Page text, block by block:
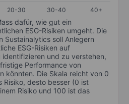
20-30 30-40 40+
dafür, wie gut ein
ESG-Risiken umgeht. Die
Sustainalytics soll Anlegern
ESG-Risiken auf
identifizieren und zu verstehen,
Performance von
könnten. Die Skala reicht von 0
Risiko, desto besser (0 ist
Risiko und 100 ist das